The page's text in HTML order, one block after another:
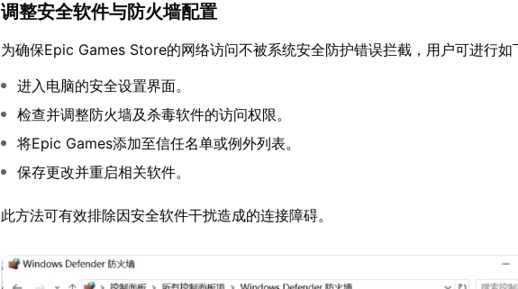
调整安全软件与防火墙配置
为确保Epic Games Store的网络访问不被系统安全防护错误拦截，用户可进行如
进入电脑的安全设置界面。
检查并调整防火墙及杀毒软件的访问权限。
将Epic Games添加至信任名单或例外列表。
保存更改并重启相关软件。
此方法可有效排除因安全软件干扰造成的连接障碍。